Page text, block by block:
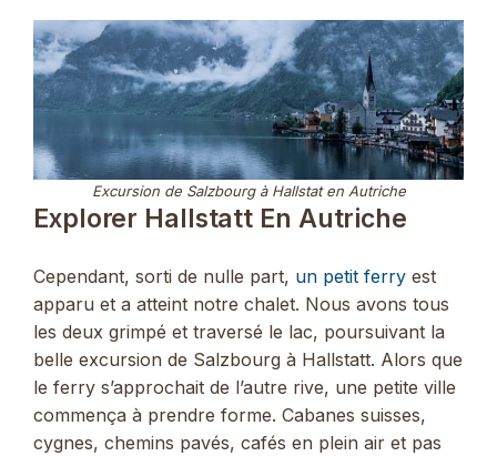
Excursion de Salzbourg à Hallstat en Autriche
Explorer Hallstatt En Autriche
Cependant, sorti de nulle part, un petit ferry est
apparu et a atteint notre chalet. Nous avons tous
les deux grimpé et traversé le lac, poursuivant la
belle excursion de Salzbourg à Hallstatt. Alors que
le ferry s’approchait de l’autre rive, une petite ville
commença à prendre forme. Cabanes suisses,
cygnes, chemins pavés, cafés en plein air et pas